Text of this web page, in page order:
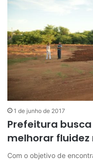
1 de junho de 2017
Prefeitura
melhorar
Com o objetivo de